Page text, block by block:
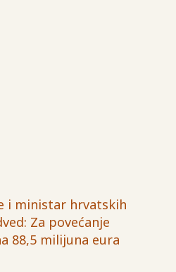
i ministar hrvatskih
Za povećanje
88,5 milijuna eura